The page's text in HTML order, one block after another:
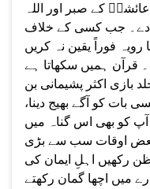
کے صبر اور اللہ
دے۔ جب کسی کے خلاف
رویہ فوراً یقین نہ کریں
قرآن ہمیں سکھاتا ہے
بازی اکثر پشیمانی بن
بات کو آگے بھیج دینا،
آپ کو بھی اس گناہ میں
اوقات سب سے بڑی
رکھیں اہلِ ایمان کی
میں اچھا گمان رکھتے